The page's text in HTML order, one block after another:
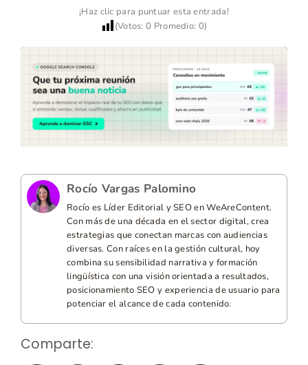
¡Haz clic para puntuar esta entrada!
(Votos:0 Promedio: 0)
Rocío Vargas Palomino
Rocío es Líder Editorial y SEO en WeAreContent.
Con más de una década en el sector digital, crea
estrategias que conectan marcas con audiencias
diversas. Con raíces en la gestión cultural, hoy
combina su sensibilidad narrativa y formación
lingüística con una visión orientada a resultados,
posicionamiento SEO y experiencia de usuario para
potenciar el alcance de cada contenido.
Comparte: